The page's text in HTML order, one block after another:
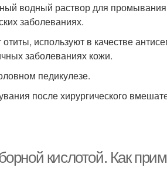
водный раствор для
заболеваниях.
используют в качестве
заболеваниях кожи.
педикулезе.
после хирургического
кислотой. Как